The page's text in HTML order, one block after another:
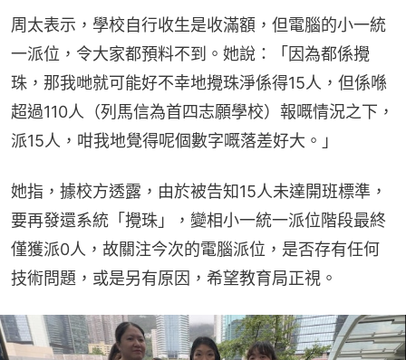
周太表示，學校自行收生是收滿額，但電腦的小一統
一派位，令大家都預料不到。她說：「因為都係攪
珠，那我哋就可能好不幸地攪珠淨係得15人，但係喺
超過110人（列馬信為首四志願學校）報嘅情況之下，
派15人，咁我地覺得呢個數字嘅落差好大。」
她指，據校方透露，由於被告知15人未達開班標準，
要再發還系統「攪珠」，變相小一統一派位階段最終
僅獲派0人，故關注今次的電腦派位，是否存有任何
技術問題，或是另有原因，希望教育局正視。